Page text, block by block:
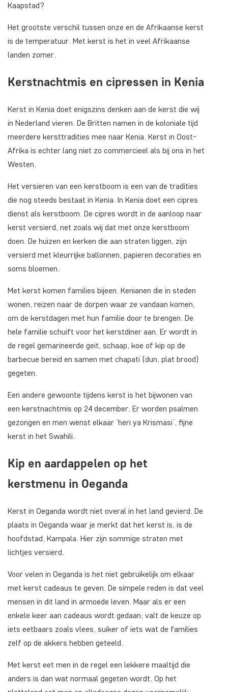
Kaapstad?
Het grootste verschil tussen onze en de Afrikaanse kerst
is de temperatuur. Met kerst is het in veel Afrikaanse
landen zomer.
Kerstnachtmis en cipressen in Kenia
Kerst in Kenia doet enigszins denken aan de kerst die wij
in Nederland vieren. De Britten namen in de koloniale tijd
meerdere kersttradities mee naar Kenia. Kerst in Oost-
Afrika is echter lang niet zo commercieel als bij ons in het
Westen.
Het versieren van een kerstboom is een van de tradities
die nog steeds bestaat in Kenia. In Kenia doet een cipres
dienst als kerstboom. De cipres wordt in de aanloop naar
kerst versierd, net zoals wij dat met onze kerstboom
doen. De huizen en kerken die aan straten liggen, zijn
versierd met kleurrijke ballonnen, papieren decoraties en
soms bloemen.
Met kerst komen families bijeen. Kenianen die in steden
wonen, reizen naar de dorpen waar ze vandaan komen,
om de kerstdagen met hun familie door te brengen. De
hele familie schuift voor het kerstdiner aan. Er wordt in
de regel gemarineerde geit, schaap, koe of kip op de
barbecue bereid en samen met chapati (dun, plat brood)
gegeten.
Een andere gewoonte tijdens kerst is het bijwonen van
een kerstnachtmis op 24 december. Er worden psalmen
gezongen en men wenst elkaar ’heri ya Krismasi’, fijne
kerst in het Swahili.
Kip en aardappelen op het
kerstmenu in Oeganda
Kerst in Oeganda wordt niet overal in het land gevierd. De
plaats in Oeganda waar je merkt dat het kerst is, is de
hoofdstad, Kampala. Hier zijn sommige straten met
lichtjes versierd.
Voor velen in Oeganda is het niet gebruikelijk om elkaar
met kerst cadeaus te geven. De simpele reden is dat veel
mensen in dit land in armoede leven. Maar als er een
enkele keer aan cadeaus wordt gedaan, valt de keuze op
iets eetbaars zoals vlees, suiker of iets wat de families
zelf op de akkers hebben geteeld.
Met kerst eet men in de regel een lekkere maaltijd die
anders is dan wat normaal gegeten wordt. Op het